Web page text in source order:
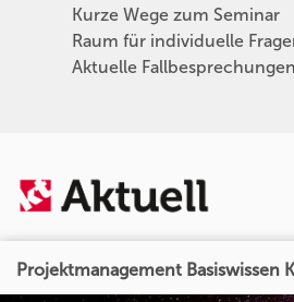
Kurze Wege zum Seminar
Raum für individuelle
Aktuelle
Projektmanagement Basiswissen